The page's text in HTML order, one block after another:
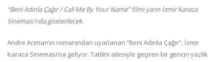
“Beni Adınla Çağır / Call Me By Your Name” filmi yarın İzmir Karaca
Sineması'nda gösterilecek.
Andre Aciman’ın romanından uyarlanan “Beni Adınla Çağır”, İzmir
Karaca Sineması’na geliyor. Tatilini ailesiyle geçiren bir gencin yazlık